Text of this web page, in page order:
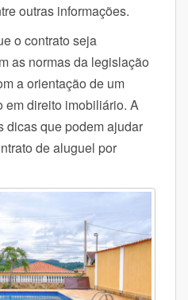
outras informações.
o contrato seja
as normas da legislação
a orientação de um
direito imobiliário. A
dicas que podem ajudar
de aluguel por